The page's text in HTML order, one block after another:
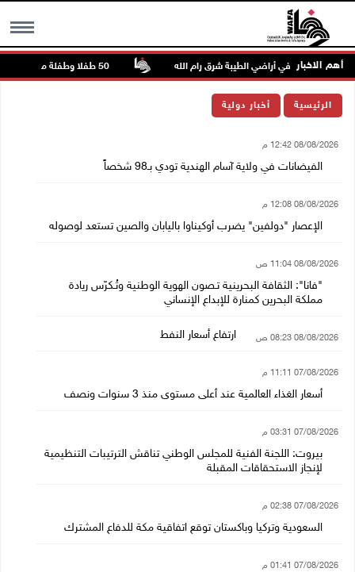
MENU أهم الاخبار
مواشيه في أراضي الطيبة شرق رام الله 50 طفلا وطفلة من القدس يستعدون للمغادرة إلى المغرب للمشاركة في المخيم الصيفي السنوي
الرئيسية أخبار دولية
08/08/2026 12:42 م
الفيضانات في ولاية آسام الهندية تودي بـ98 شخصاً
08/08/2026 12:08 م
الإعصار "دولفين" يضرب أوكيناوا باليابان والصين تستعد لوصوله
08/08/2026 11:04 ص
"فانا": الثقافة البحرينية تـصون الهوية الوطنية وتُـكرّس ريادة
مملكة البحرين كمنارة للإبداع الإنساني
08/08/2026 08:23 ص ارتفاع أسعار النفط
07/08/2026 11:11 م
أسعار الغذاء العالمية عند أعلى مستوى منذ 3 سنوات ونصف
07/08/2026 03:31 م
بيروت: اللجنة الفنية للمجلس الوطني تناقش الترتيبات التنظيمية
لإنجاز الاستحقاقات المقبلة
07/08/2026 02:38 م
السعودية وتركيا وباكستان توقع اتفاقية مكة للدفاع المشترك
07/08/2026 01:41 م